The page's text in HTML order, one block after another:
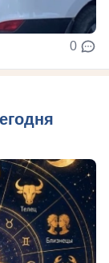
0